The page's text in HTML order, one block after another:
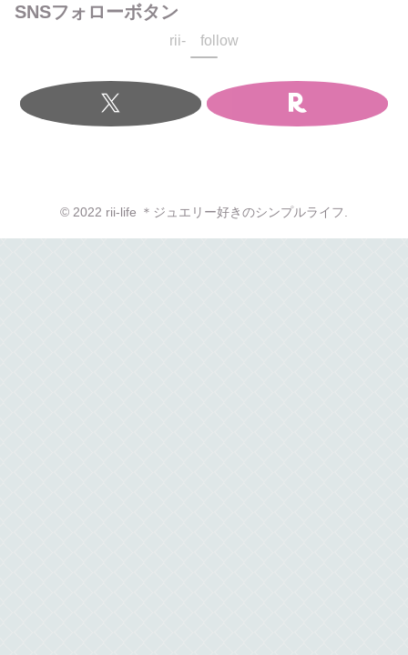
SNSフォローボタン
rii- follow
© 2022 rii-life ＊ジュエリー好きのシンプルライフ.